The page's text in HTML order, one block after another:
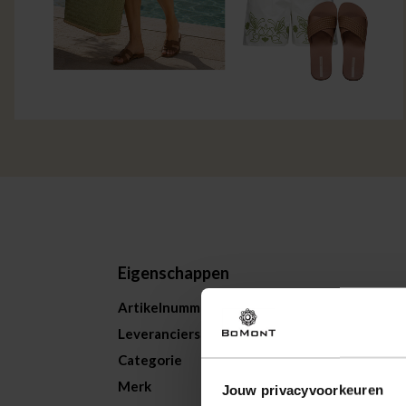
Jouw privacyvoorkeuren
Eigenschappen
Artikelnummer
Leveranciersnummer
Categorie
Shorts
Merk
Vila